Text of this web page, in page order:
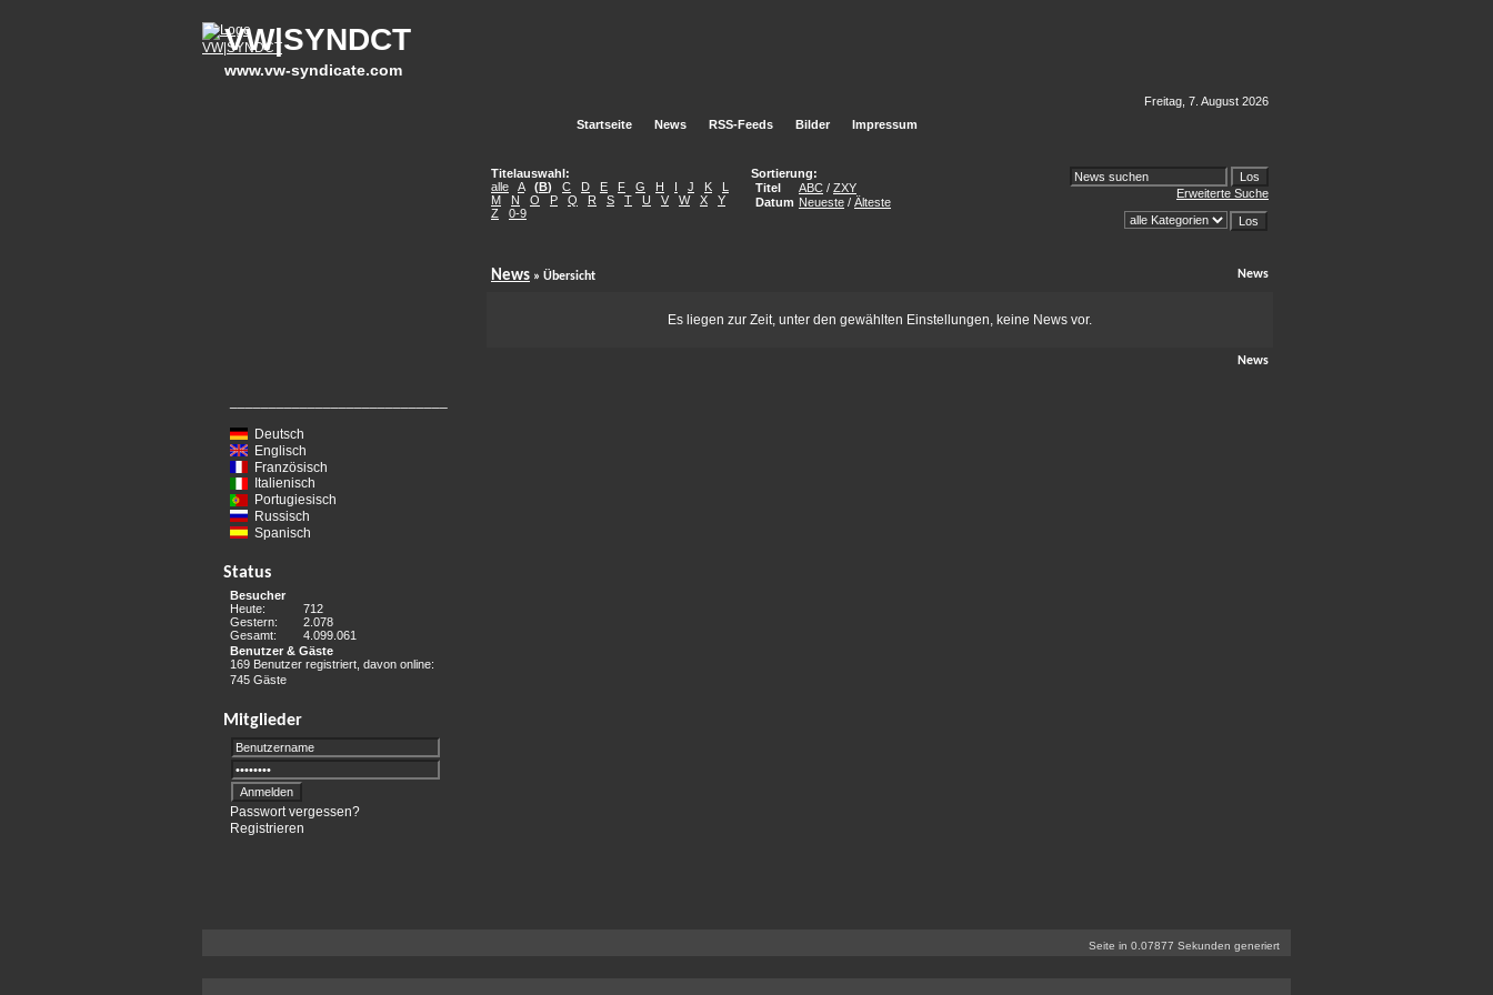
VW|SYNDCT
www.vw-syndicate.com
Startseite News RSS-Feeds Bilder Impressum
Freitag, 7. August 2026
Deutsch
Englisch
Französisch
Italienisch
Portugiesisch
Russisch
Spanisch
Status
Besucher
Heute:
712
Gestern:
2.078
Gesamt:
4.099.061
Benutzer & Gäste
169 Benutzer registriert, davon online:
745 Gäste
Mitglieder
Passwort vergessen?
Registrieren
Titelauswahl:
alle
A (B) C D E F G H I J K
L
M
N O P Q R S T U V W X
Y
Z
0-9
Sortierung:
Titel
ABC / ZXY
Datum Neueste / Älteste
Erweiterte Suche
News » Übersicht News
Es liegen zur Zeit, unter den gewählten Einstellungen, keine News vor.
News
Seite in 0.07877 Sekunden generiert